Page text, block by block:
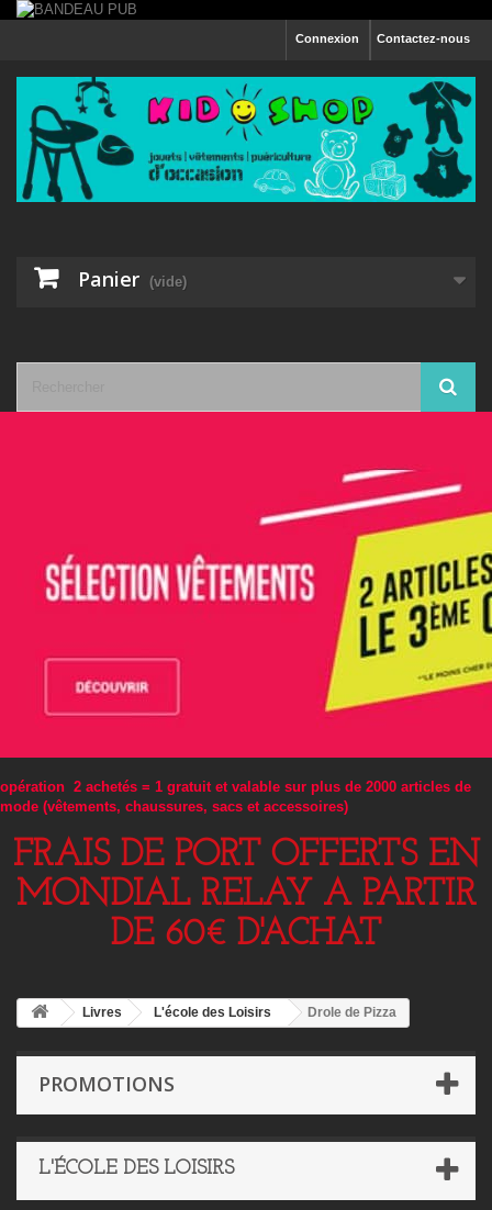
Contactez-nous
Connexion
Panier (vide)
opération 2 achetés = 1 gratuit et valable sur plus de 2000 articles de
mode (vêtements, chaussures, sacs et accessoires)
FRAIS DE PORT OFFERTS EN
MONDIAL RELAY A PARTIR
DE 60€ D'ACHAT
Livres L'école des Loisirs Drole de Pizza
PROMOTIONS
L'ÉCOLE DES LOISIRS